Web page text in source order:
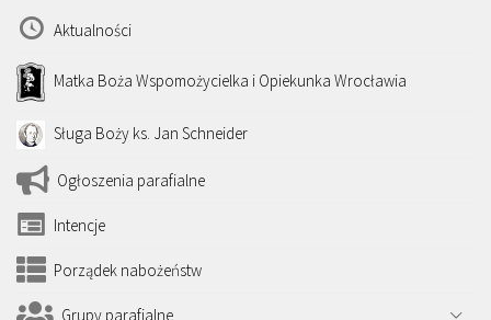
Aktualności
Matka Boża Wspomożycielka i Opiekunka Wrocławia
Sługa Boży ks. Jan Schneider
Ogłoszenia parafialne
Intencje
Porządek nabożeństw
Grupy parafialne